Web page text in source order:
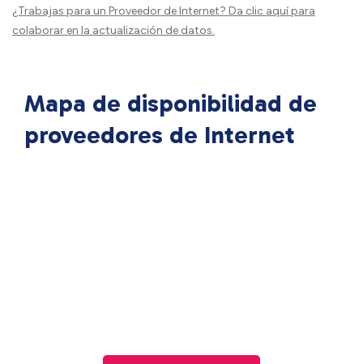
¿Trabajas para un Proveedor de Internet? Da clic aquípara
colaborar en la actualización de datos.
Mapa de disponibilidad de
proveedores de Internet